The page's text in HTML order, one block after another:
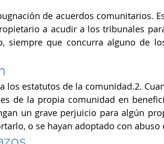
de acuerdos comunitarios.
a acudir a los tribunales
siempre que concurra alguno de
los estatutos de la comunidad.2.
de la propia comunidad en
un grave perjuicio para algún
o se hayan adoptado con abuso